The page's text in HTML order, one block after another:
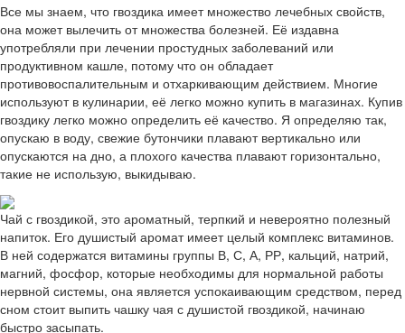
Все мы знаем, что гвоздика имеет множество лечебных свойств,
она может вылечить от множества болезней. Её издавна
употребляли при лечении простудных заболеваний или
продуктивном кашле, потому что он обладает
противовоспалительным и отхаркивающим действием. Многие
используют в кулинарии, её легко можно купить в магазинах. Купив
гвоздику легко можно определить её качество. Я определяю так,
опускаю в воду, свежие бутончики плавают вертикально или
опускаются на дно, а плохого качества плавают горизонтально,
такие не использую, выкидываю.
Чай с гвоздикой, это ароматный, терпкий и невероятно полезный
напиток. Его душистый аромат имеет целый комплекс витаминов.
В ней содержатся витамины группы В, С, А, РР, кальций, натрий,
магний, фосфор, которые необходимы для нормальной работы
нервной системы, она является успокаивающим средством, перед
сном стоит выпить чашку чая с душистой гвоздикой, начинаю
быстро засыпать.